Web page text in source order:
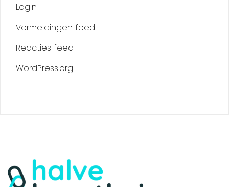
Login
Vermeldingen feed
Reacties feed
WordPress.org